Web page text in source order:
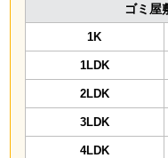
ゴミ屋
1K
1LDK
2LDK
3LDK
4LDK